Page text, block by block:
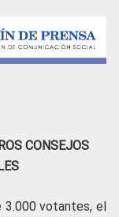
CONSEJOS
3.000 votantes, el